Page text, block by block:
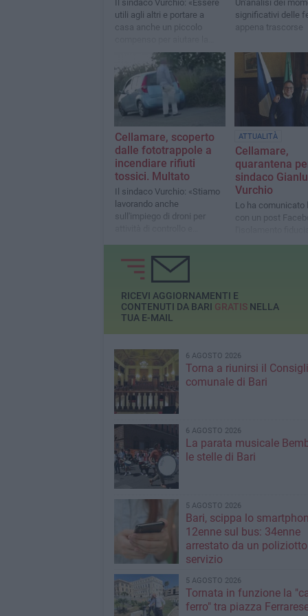
Il sindaco Vurchio: «Essere
utili agli altri e portare a
casa anche un piccolo
propria famiglia»
Un'analisi dei
significativi delle
appena trascorse
Cellamare, scoperto
dalle fototrappole a
incendiare rifiuti
tossici. Multato
Il sindaco Vurchio: «Stiamo
lavorando anche
sull'impiego di droni per
ATTUALITÀ
Cellamare,
quarantena
sindaco
Vurchio
Lo ha comunicato
con un post
dovuto al contatto
RICEVI AGGIORNAMENTI E
CONTENUTI DA BARI GRATISNELLA
TUA E-MAIL
6 AGOSTO 2026
Torna a riunirsi il
comunale di Bari
6 AGOSTO 2026
La parata musicale
le stelle di Bari
5 AGOSTO 2026
Bari, scippa lo
12enne sul bus: 34enne
arrestato da un
servizio
5 AGOSTO 2026
Tornata in funzione la
ferro" tra piazza